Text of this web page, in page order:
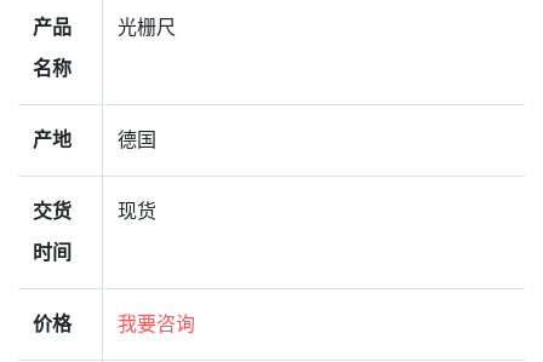
产品
名称
光栅尺
产地 德国
交货
时间
现货
价格 我要咨询